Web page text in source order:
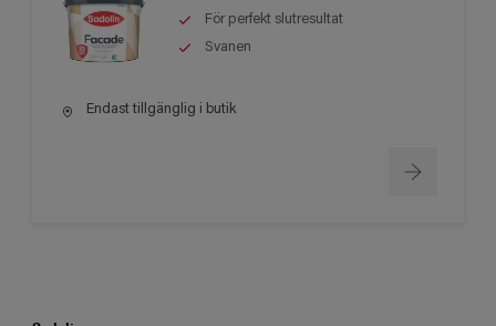
För perfekt slutresultat
Svanen
Endast tillgänglig i butik